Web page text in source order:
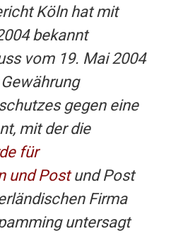
Köln hat mit
bekannt
vom 19. Mai 2004
gegen eine
mit der die
für
und Postund Post
Firma
untersagt